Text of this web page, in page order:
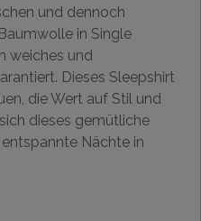
und dennoch
in Single
weiches und
Dieses Sleepshirt
die Wert auf Stil und
dieses gemütliche
Nächte in